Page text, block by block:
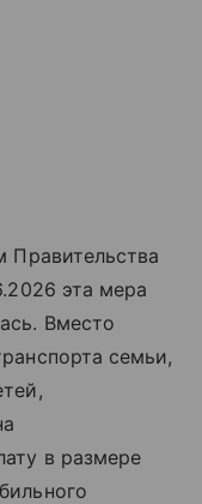
Правительства
эта мера
Вместо
семьи,
в размере